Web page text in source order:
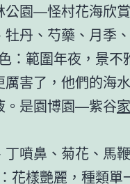
公園—怪村花海欣賞
丹、芍藥、月季
範圍年夜，景不
害了，他們的海
。是園博園—紫谷
噴鼻、菊花、馬
花樣艷麗，種類單